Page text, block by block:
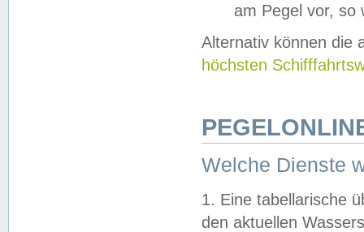
am Pegel vor,
Alternativ können die
höchsten
Welche Dienste
1. Eine tabellarische
den aktuellen